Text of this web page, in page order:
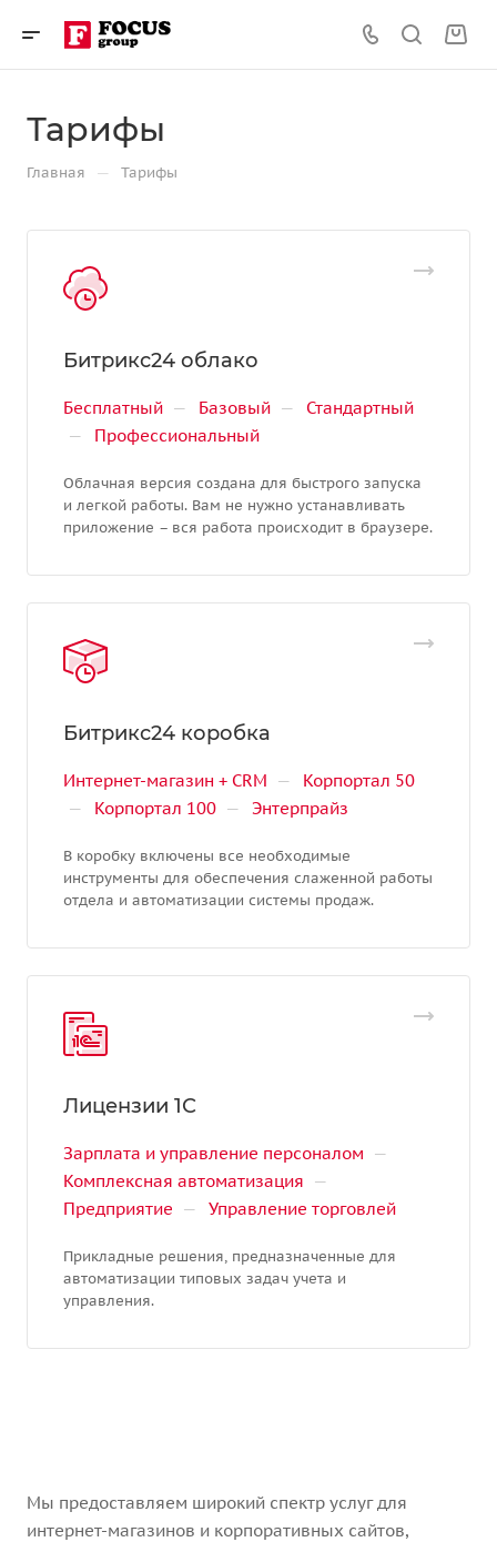
Тарифы
Главная — Тарифы
Битрикс24 облако
Бесплатный — Базовый —
Стандартный
—
Профессиональный
Облачная версия создана для быстрого запуска
и легкой работы. Вам не нужно устанавливать
приложение – вся работа происходит в браузере.
Битрикс24 коробка
Интернет-магазин + CRM —
Корпортал 50
—
Корпортал 100 — Энтерпрайз
В коробку включены все необходимые
инструменты для обеспечения слаженной работы
отдела и автоматизации системы продаж.
Лицензии 1С
Зарплата и управление персоналом —
Комплексная автоматизация —
Предприятие — Управление торговлей
Прикладные решения, предназначенные для
автоматизации типовых задач учета и
управления.
Мы предоставляем широкий спектр услуг для
интернет-магазинов и корпоративных сайтов,